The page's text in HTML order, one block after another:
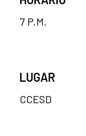
7 P.M.
LUGAR
CCESD